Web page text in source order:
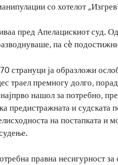
со хотелот
пред Апелацискиот суд.
па сè
странуци ја образложи
траел премногу долго,
нашол за потребно,
предистражната и
на постапката и
правна несигурност